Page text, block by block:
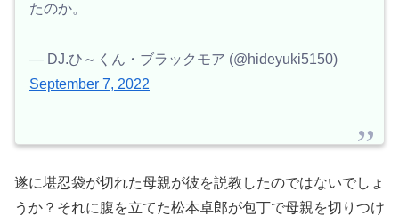
たのか。
— DJ.ひ～くん・ブラックモア (@hideyuki5150)
September 7, 2022
遂に堪忍袋が切れた母親が彼を説教したのではないでしょ
うか？それに腹を立てた松本卓郎が包丁で母親を切りつけ